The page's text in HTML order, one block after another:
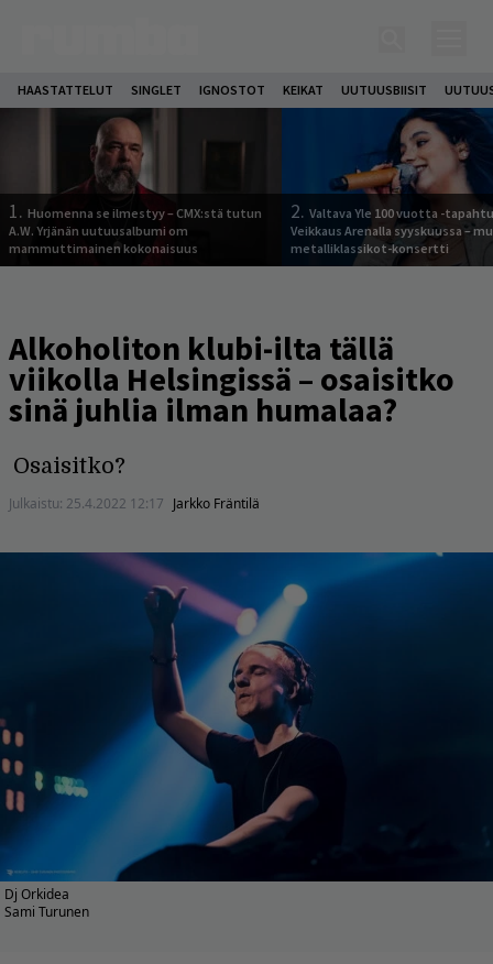
HAASTATTELUT SINGLET IGNOSTOT KEIKAT UUTUUSBIISIT
1. Huomenna se ilmestyy – CMX:stä tutun
A.W. Yrjänän uutuusalbumi om
mammuttimainen kokonaisuus
2. Valtava Yle 100 vuotta -
Veikkaus Arenalla syyskuussa –
metalliklassikot-konsertti
Alkoholiton klubi-ilta tällä
viikolla Helsingissä – osaisitko
sinä juhlia ilman humalaa?
Osaisitko?
Julkaistu: 25.4.2022 12:17 Jarkko Fräntilä
Dj Orkidea
Sami Turunen